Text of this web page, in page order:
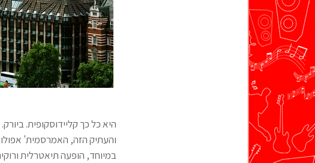
היא כל כך קליידוסקופית.
במיוחד, הופעה תיאטרלית